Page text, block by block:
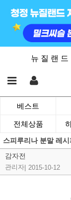
뉴 질 랜
베스트
전체상품
스피루리나 분말 레시
감자전
관리자 2015-10-12